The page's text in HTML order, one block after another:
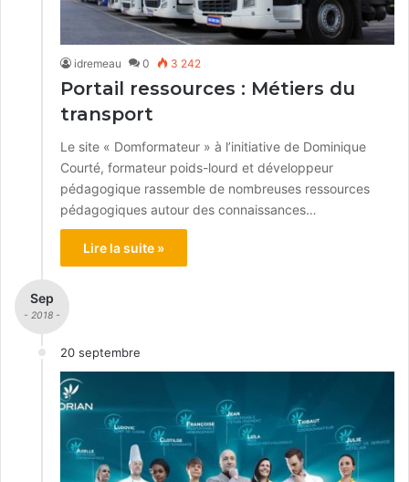
idremeau 0 3 242
Portail ressources : Métiers du
transport
Le site « Domformateur » à l’initiative de Dominique
Courté, formateur poids-lourd et développeur
pédagogique rassemble de nombreuses ressources
pédagogiques autour des connaissances…
Lire la suite »
Sep
- 2018 -
20 septembre